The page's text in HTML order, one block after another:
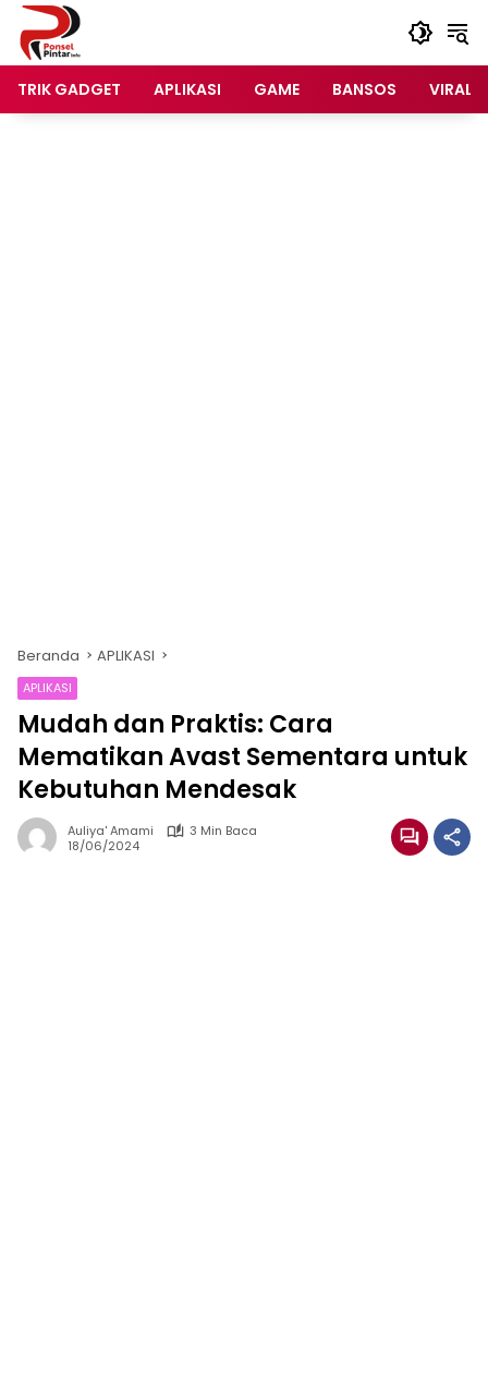
Langsung
konten
TRIK GADGET
APLIKASI GAME BANSOS VIRAL
Beranda APLIKASI
APLIKASI
Mudah dan Praktis: Cara
Mematikan Avast Sementara untuk
Kebutuhan Mendesak
Auliya' Amami
3 Min Baca
18/06/2024